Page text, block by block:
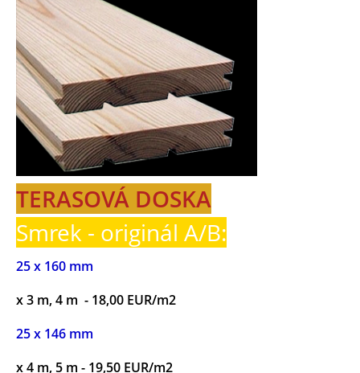
TERASOVÁ DOSKA
Smrek - originál A/B:
25 x 160 mm
x 3 m, 4 m - 18,00 EUR/m2
25 x 146 mm
x 4 m, 5 m - 19,50 EUR/m2